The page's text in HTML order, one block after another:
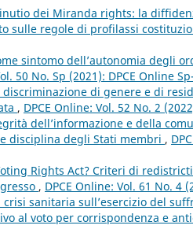
dei Miranda rights: la
sulle regole di profilassi
sintomo dell’autonomia degli
50 No. Sp (2021): DPCE Online
discriminazione di genere e di
, DPCE Online: Vol. 52 No. 2
dell’informazione e della
disciplina degli Stati membri ,
Rights Act? Criteri di
, DPCE Online: Vol. 61 No. 4
sanitaria sull’esercizio del
al voto per corrispondenza e